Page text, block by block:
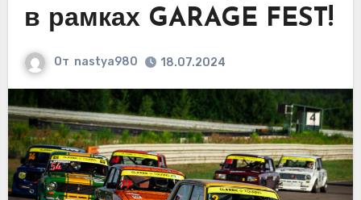
в рамках GARAGE FEST!
От nastya980 18.07.2024